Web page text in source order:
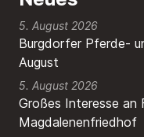
Burgdorfer Pferde-
August
5. August 2026
Großes Interesse an
Magdalenenfriedhof
5. August 2026